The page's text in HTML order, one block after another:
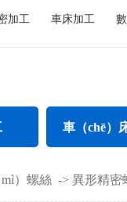
加工 車床加工
車（chē）
）螺絲 -> 異形精密